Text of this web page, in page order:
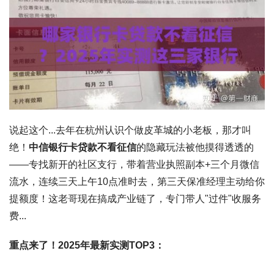
说起这个...去年在杭州认识个做皮革城的小老板，那才叫
绝！ 中信银行卡贷款不看征信的隐藏玩法被他摸得透透的
——专找新开的社区支行，带着营业执照副本+三个月微信
流水， 连续三天上午10点准时去 ，第三天保准经理主动给你
提额度！这老哥现在搞成产业链了，专门带人"过件"收服务
费...
重点来了！2025年最新实测TOP3：